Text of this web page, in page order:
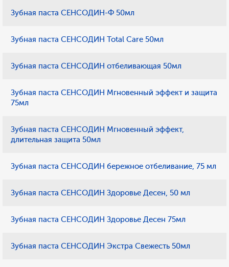
Зубная паста СЕНСОДИН-Ф 50мл
Зубная паста СЕНСОДИН Total Care 50мл
Зубная паста СЕНСОДИН отбеливающая 50мл
Зубная паста СЕНСОДИН Мгновенный эффект и защита
75мл
Зубная паста СЕНСОДИН Мгновенный эффект,
длительная защита 50мл
Зубная паста СЕНСОДИН бережное отбеливание, 75 мл
Зубная паста СЕНСОДИН Здоровье Десен, 50 мл
Зубная паста СЕНСОДИН Здоровье Десен 75мл
Зубная паста СЕНСОДИН Экстра Свежесть 50мл